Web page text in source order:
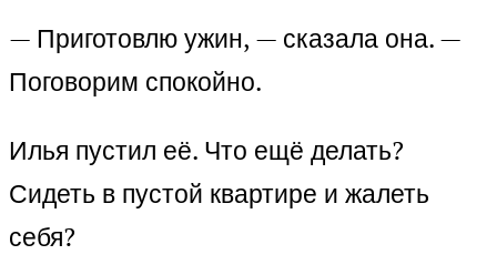
— Приготовлю ужин, — сказала она. —
Поговорим спокойно.
Илья пустил её. Что ещё делать?
Сидеть в пустой квартире и жалеть
себя?